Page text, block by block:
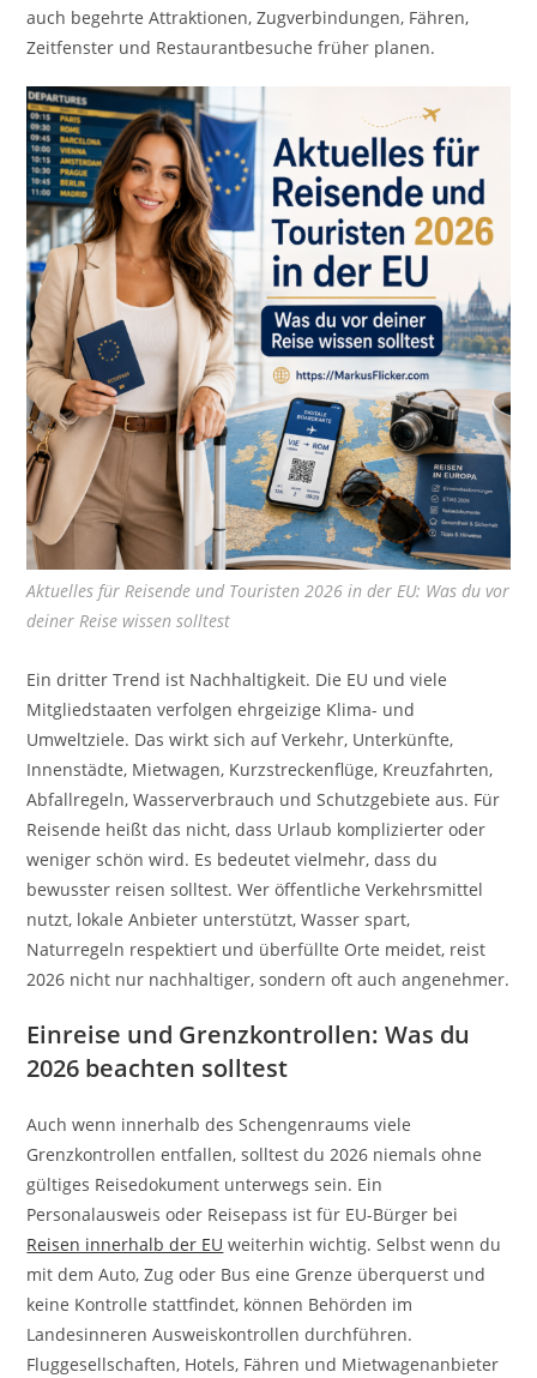
auch begehrte Attraktionen, Zugverbindungen, Fähren,
Zeitfenster und Restaurantbesuche früher planen.
Aktuelles für Reisende und Touristen 2026 in der EU: Was du vor
deiner Reise wissen solltest
Ein dritter Trend ist Nachhaltigkeit. Die EU und viele
Mitgliedstaaten verfolgen ehrgeizige Klima- und
Umweltziele. Das wirkt sich auf Verkehr, Unterkünfte,
Innenstädte, Mietwagen, Kurzstreckenflüge, Kreuzfahrten,
Abfallregeln, Wasserverbrauch und Schutzgebiete aus. Für
Reisende heißt das nicht, dass Urlaub komplizierter oder
weniger schön wird. Es bedeutet vielmehr, dass du
bewusster reisen solltest. Wer öffentliche Verkehrsmittel
nutzt, lokale Anbieter unterstützt, Wasser spart,
Naturregeln respektiert und überfüllte Orte meidet, reist
2026 nicht nur nachhaltiger, sondern oft auch angenehmer.
Einreise und Grenzkontrollen: Was du
2026 beachten solltest
Auch wenn innerhalb des Schengenraums viele
Grenzkontrollen entfallen, solltest du 2026 niemals ohne
gültiges Reisedokument unterwegs sein. Ein
Personalausweis oder Reisepass ist für EU-Bürger bei
Reisen innerhalb der EU weiterhin wichtig. Selbst wenn du
mit dem Auto, Zug oder Bus eine Grenze überquerst und
keine Kontrolle stattfindet, können Behörden im
Landesinneren Ausweiskontrollen durchführen.
Fluggesellschaften, Hotels, Fähren und Mietwagenanbieter